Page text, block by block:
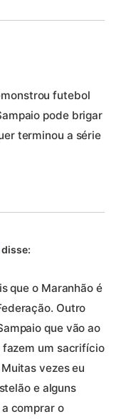
futebol
pode brigar
terminou a série
disse:
que o Maranhão é
Outro
que vão ao
fazem um sacrifício
vezes eu
e alguns
comprar o